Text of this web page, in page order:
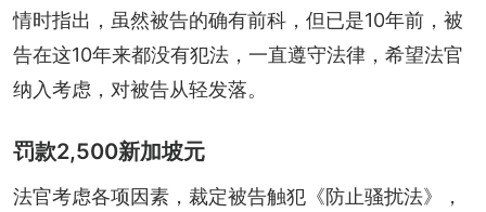
情时指出，虽然被告的确有前科，但已是10年前，被
告在这10年来都没有犯法，一直遵守法律，希望法官
纳入考虑，对被告从轻发落。
罚款2,500新加坡元
法官考虑各项因素，裁定被告触犯《防止骚扰法》，